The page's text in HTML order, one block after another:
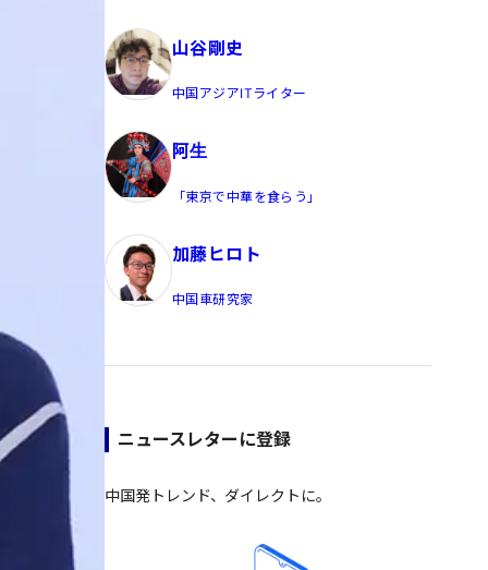
山谷剛史
中国アジアITライター
阿生
「東京で中華を食らう」
加藤ヒロト
中国車研究家
ニュースレターに登録
中国発トレンド、ダイレクトに。